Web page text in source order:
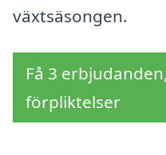
växtsäsongen.
Få 3
förpliktelser